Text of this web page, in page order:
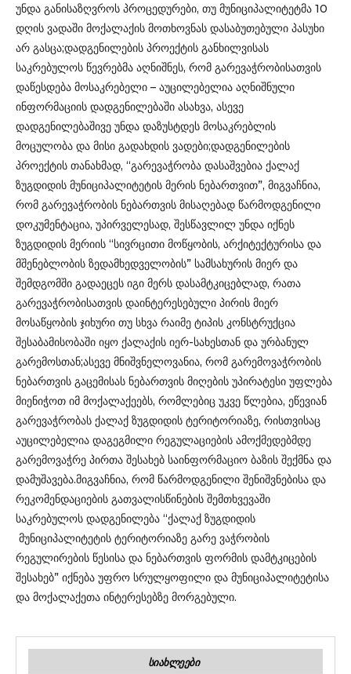
უნდა განისაზღვროს პროცედურები, თუ მუნიციპალიტეტმა 10
დღის ვადაში მოქალაქის მოთხოვნას დასაბუთებული პასუხი
არ გასცა;დადგენილების პროექტის განხილვისას
საკრებულოს წევრებმა აღნიშნეს, რომ გარევაჭრობისათვის
დაწესდება მოსაკრებელი – აუცილებელია აღნიშნული
ინფორმაციის დადგენილებაში ასახვა, ასევე
დადგენილებაშივე უნდა დაზუსტდეს მოსაკრებლის
მოცულობა და მისი გადახდის ვადები;დადგენილების
პროექტის თანახმად, “გარევაჭრობა დასაშვებია ქალაქ
ზუგდიდის მუნიციპალიტეტის მერის ნებართვით”, მიგვაჩნია,
რომ გარევაჭრობის ნებართვის მისაღებად წარმოდგენილი
დოკუმენტაცია, უპირველესად, შესწავლილ უნდა იქნეს
ზუგდიდის მერიის “სივრცითი მოწყობის, არქიტექტურისა და
მშენებლობის ზედამხედველობის” სამსახურის მიერ და
შემდგომში გადაეცეს იგი მერს დასამტკიცებლად, რათა
გარევაჭრობისათვის დაინტერესებული პირის მიერ
მოსაწყობის ჯიხური თუ სხვა რაიმე ტიპის კონსტრუქცია
შესაბამისობაში იყო ქალაქის იერ-სახესთან და ურბანულ
გარემოსთან;ასევე მნიშვნელოვანია, რომ გარემოვაჭრობის
ნებართვის გაცემისას ნებართვის მიღების უპირატესი უფლება
მიენიჭოთ იმ მოქალაქეებს, რომლებიც უკვე წლებია, ეწევიან
გარევაჭრობას ქალაქ ზუგდიდის ტერიტორიაზე, რისთვისაც
აუცილებელია დაგეგმილი რეგულაციების ამოქმედებმდე
გარემოვაჭრე პირთა შესახებ საინფორმაციო ბაზის შექმნა და
დამუშავება.მიგვაჩნია, რომ წარმოდგენილი შენიშვნებისა და
რეკომენდაციების გათვალისწინების შემთხვევაში
საკრებულოს დადგენილება “ქალაქ ზუგდიდის
მუნიციპალიტეტის ტერიტორიაზე გარე ვაჭრობის
რეგულირების წესისა და ნებართვის ფორმის დამტკიცების
შესახებ” იქნება უფრო სრულყოფილი და მუნიციპალიტეტისა
და მოქალაქეთა ინტერესებზე მორგებული.
ᲡᲘᲐᲮᲚᲔᲔᲑᲘ